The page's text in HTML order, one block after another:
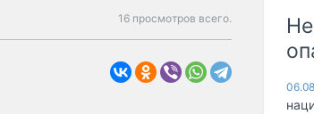
16 просмотров всего.
06.08